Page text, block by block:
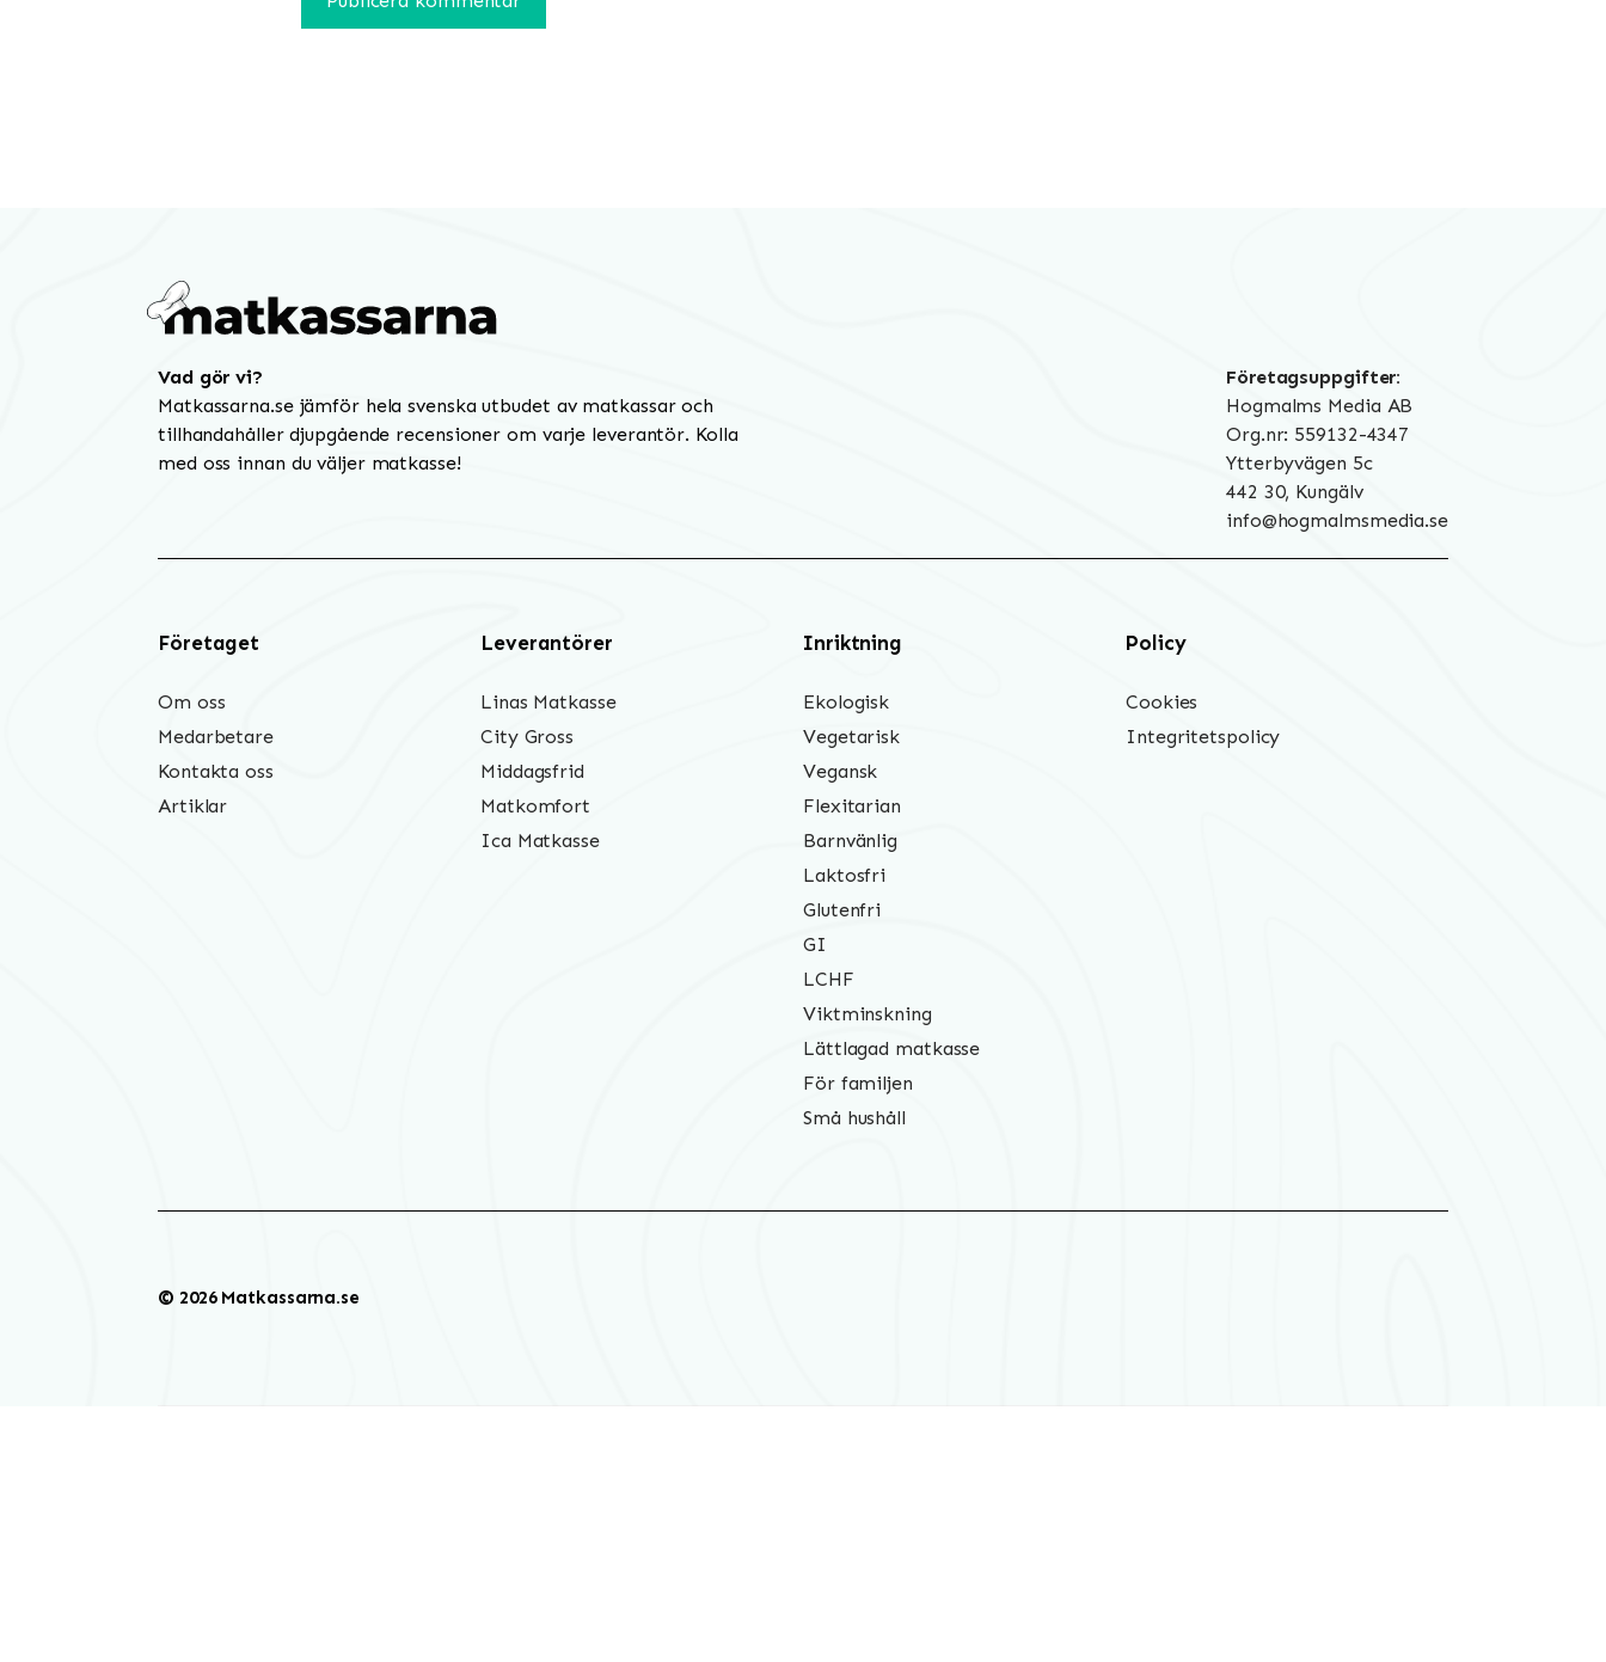
Vad gör vi?
Matkassarna.se jämför hela svenska utbudet av matkassar och
tillhandahåller djupgående recensioner om varje leverantör. Kolla
med oss innan du väljer matkasse!
Företagsuppgifter:
Hogmalms Media AB
Org.nr: 559132-4347
Ytterbyvägen 5c
442 30, Kungälv
info@hogmalmsmedia.se
Företaget
Om oss
Medarbetare
Kontakta oss
Artiklar
Leverantörer
Linas Matkasse
City Gross
Middagsfrid
Matkomfort
Ica Matkasse
Inriktning
Ekologisk
Vegetarisk
Vegansk
Flexitarian
Barnvänlig
Laktosfri
Glutenfri
GI
LCHF
Viktminskning
Lättlagad matkasse
För familjen
Små hushåll
Policy
Cookies
Integritetspolicy
© 2026 Matkassarna.se